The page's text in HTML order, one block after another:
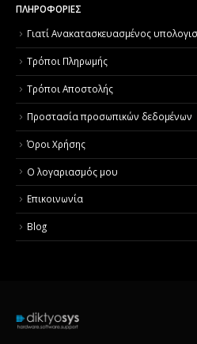
ΠΛΗΡΟΦΟΡΙΕΣ
Γιατί Aνακατασκευασμένος
Τρόποι Πληρωμής
Τρόποι Αποστολής
Προστασία προσωπικών δεδομένων
Όροι Χρήσης
Ο λογαριασμός μου
Επικοινωνία
Blog